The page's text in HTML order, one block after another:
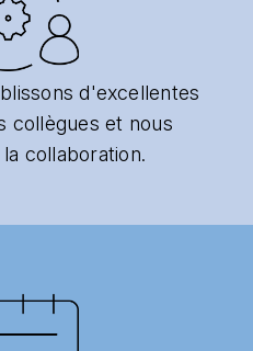
d'excellentes
collègues et nous
collaboration.